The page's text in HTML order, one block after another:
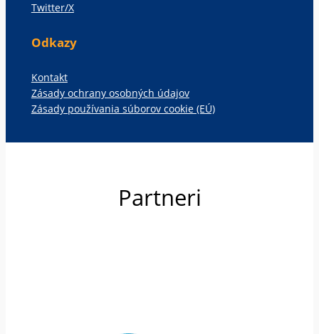
Twitter/X
Odkazy
Kontakt
Zásady ochrany osobných údajov
Zásady používania súborov cookie (EÚ)
Partneri